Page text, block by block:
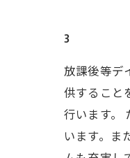
3
放課後等デ
供すること
行います。
います。ま